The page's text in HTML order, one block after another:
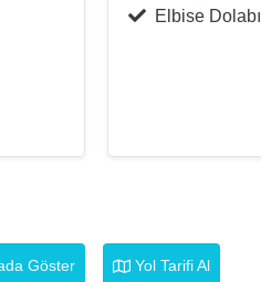
Elbise Dolabı
Göster Yol Tarifi Al